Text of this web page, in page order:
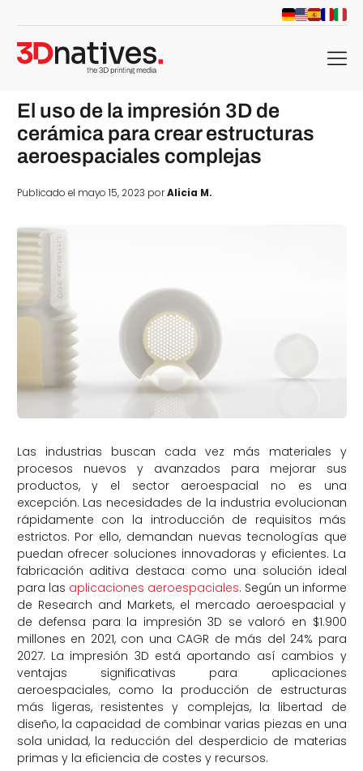
menu
El uso de la impresión 3D de
cerámica para crear estructuras
aeroespaciales complejas
Publicado el mayo 15, 2023 porAlicia M.
Las industrias buscan cada vez más materiales y
procesos nuevos y avanzados para mejorar sus
productos, y el sector aeroespacial no es una
excepción. Las necesidades de la industria evolucionan
rápidamente con la introducción de requisitos más
estrictos. Por ello, demandan nuevas tecnologías que
puedan ofrecer soluciones innovadoras y eficientes. La
fabricación aditiva destaca como una solución ideal
para las aplicaciones aeroespaciales. Según un informe
de Research and Markets, el mercado aeroespacial y
de defensa para la impresión 3D se valoró en $1.900
millones en 2021, con una CAGR de más del 24% para
2027. La impresión 3D está aportando así cambios y
ventajas significativas para aplicaciones
aeroespaciales, como la producción de estructuras
más ligeras, resistentes y complejas, la libertad de
diseño, la capacidad de combinar varias piezas en una
sola unidad, la reducción del desperdicio de materias
primas y la eficiencia de costes y recursos.